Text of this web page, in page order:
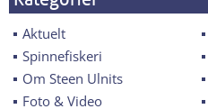
Aktuelt
Spinnefiskeri
Om Steen Ulnits
Foto & Video